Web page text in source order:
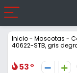
Inicio- Mascotas -
40622-STB, gris
53